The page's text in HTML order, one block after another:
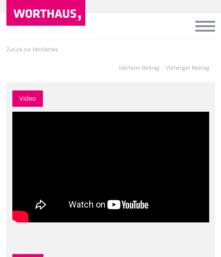
Zurück zur Mediathek
Vorheriger Beitrag
Nächster Beitrag
Video